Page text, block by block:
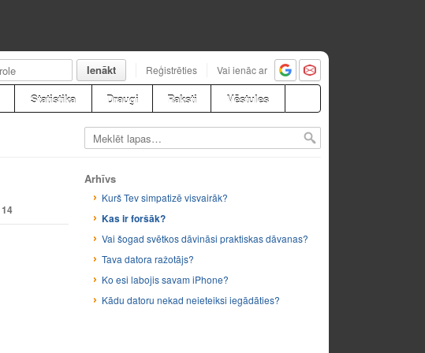
Ienākt Reģistrēties Vai ienāc ar
Statistika Draugi Raksti Vēstules
14
Arhīvs
Kurš Tev simpatizē visvairāk?
Kas ir foršāk?
Vai šogad svētkos dāvināsi praktiskas dāvanas?
Tava datora ražotājs?
Ko esi labojis savam iPhone?
Kādu datoru nekad neieteiksi iegādāties?